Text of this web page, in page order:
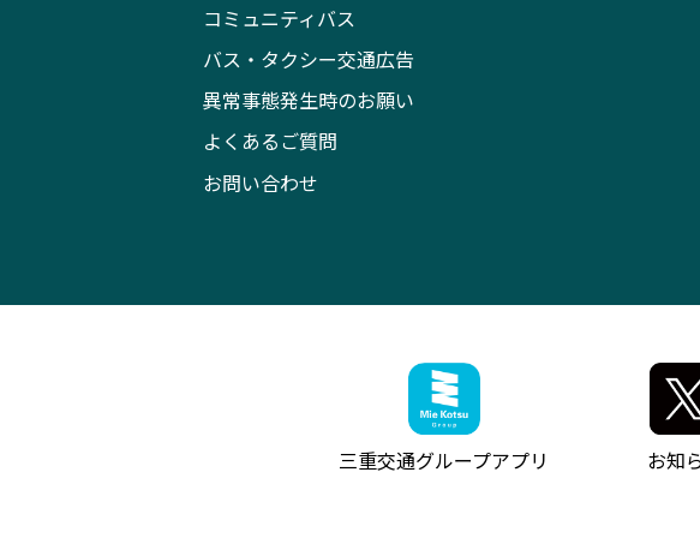
コミュニティバス
バス・タクシー交通広告
異常事態発生時のお願い
よくあるご質問
お問い合わせ
三重交通グループアプリ お知